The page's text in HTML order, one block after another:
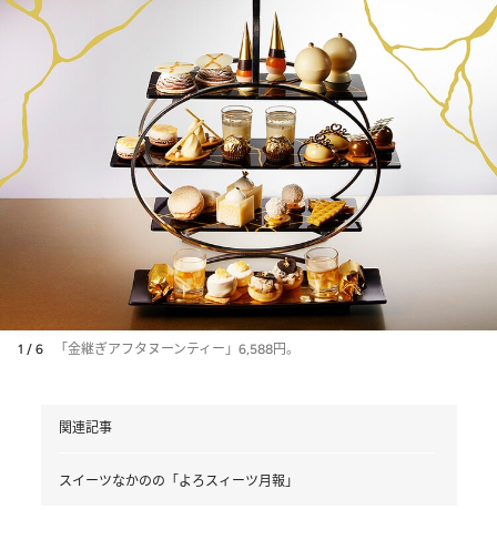
1 / 6 「金継ぎアフタヌーンティー」6,588円。
関連記事
スイーツなかのの「よろスィーツ月報」